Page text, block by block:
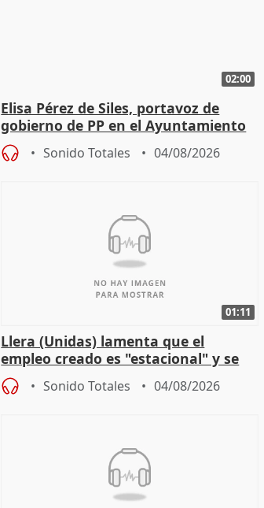
02:00
Elisa Pérez de Siles, portavoz de
gobierno de PP en el Ayuntamiento
de Málaga, deja la política
Sonido Totales 04/08/2026
01:11
Llera (Unidas) lamenta que el
empleo creado es "estacional" y se
"esfumará" al acabar el verano
Sonido Totales 04/08/2026